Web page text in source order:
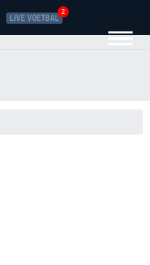
LIVE VOETBAL
2